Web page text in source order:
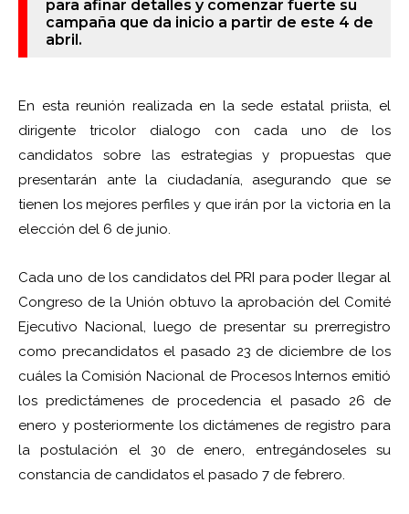
para afinar detalles y comenzar fuerte su
campaña que da inicio a partir de este 4 de
abril.
En esta reunión realizada en la sede estatal priista, el
dirigente tricolor dialogo con cada uno de los
candidatos sobre las estrategias y propuestas que
presentarán ante la ciudadanía, asegurando que se
tienen los mejores perfiles y que irán por la victoria en la
elección del 6 de junio.
Cada uno de los candidatos del PRI para poder llegar al
Congreso de la Unión obtuvo la aprobación del Comité
Ejecutivo Nacional, luego de presentar su prerregistro
como precandidatos el pasado 23 de diciembre de los
cuáles la Comisión Nacional de Procesos Internos emitió
los predictámenes de procedencia el pasado 26 de
enero y posteriormente los dictámenes de registro para
la postulación el 30 de enero, entregándoseles su
constancia de candidatos el pasado 7 de febrero.